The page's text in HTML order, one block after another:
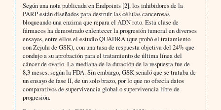
Según una nota publicada en Endpoints [2], los inhibidores de la
PARP están diseñados para destruir las células cancerosas
bloqueando una enzima que repara el ADN roto. Esta clase de
fármacos ha demostrado enlentecer la progresión tumoral en diversos
ensayos, entre ellos el estudio QUADRA (que probó el tratamiento
con Zejula de GSK), con una tasa de respuesta objetiva del 24% que
condujo a su aprobación para el tratamiento de última línea del
cáncer de ovario. La mediana de la duración de la respuesta fue de
8,3 meses, según la FDA. Sin embargo, GSK señaló que se trataba de
un ensayo de fase II, de un solo brazo, por lo que no ofrecía datos
comparativos de supervivencia global o supervivencia libre de
progresión.